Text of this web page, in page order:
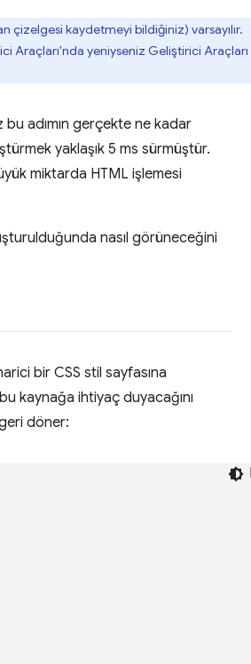
çizelgesi kaydetmeyi bildiğiniz) varsayılır.
Araçları'nda yeniyseniz Geliştirici Araçları
adımın gerçekte ne kadar
yaklaşık 5 ms sürmüştür.
miktarda HTML işlemesi
nasıl görüneceğini
bir CSS stil sayfasına
kaynağa ihtiyaç duyacağını
döner: